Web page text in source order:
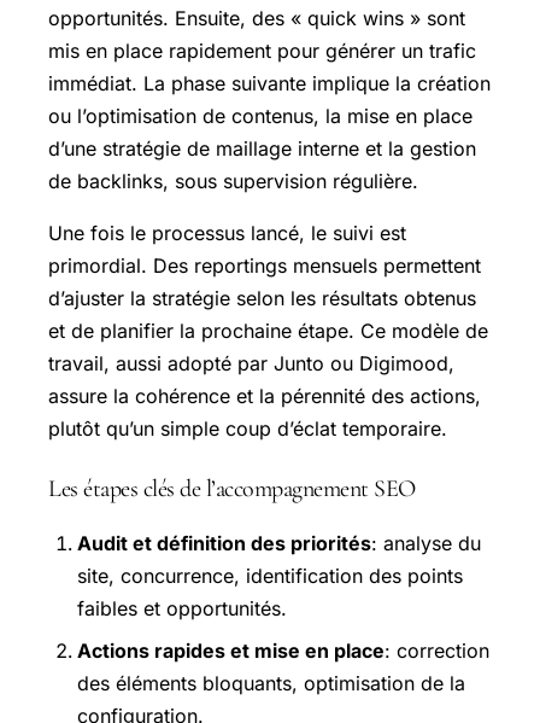
opportunités. Ensuite, des « quick wins » sont
mis en place rapidement pour générer un trafic
immédiat. La phase suivante implique la création
ou l’optimisation de contenus, la mise en place
d’une stratégie de maillage interne et la gestion
de backlinks, sous supervision régulière.
Une fois le processus lancé, le suivi est
primordial. Des reportings mensuels permettent
d’ajuster la stratégie selon les résultats obtenus
et de planifier la prochaine étape. Ce modèle de
travail, aussi adopté par Junto ou Digimood,
assure la cohérence et la pérennité des actions,
plutôt qu’un simple coup d’éclat temporaire.
Les étapes clés de l’accompagnement SEO
Audit et définition des priorités: analyse du
site, concurrence, identification des points
faibles et opportunités.
Actions rapides et mise en place: correction
des éléments bloquants, optimisation de la
configuration.